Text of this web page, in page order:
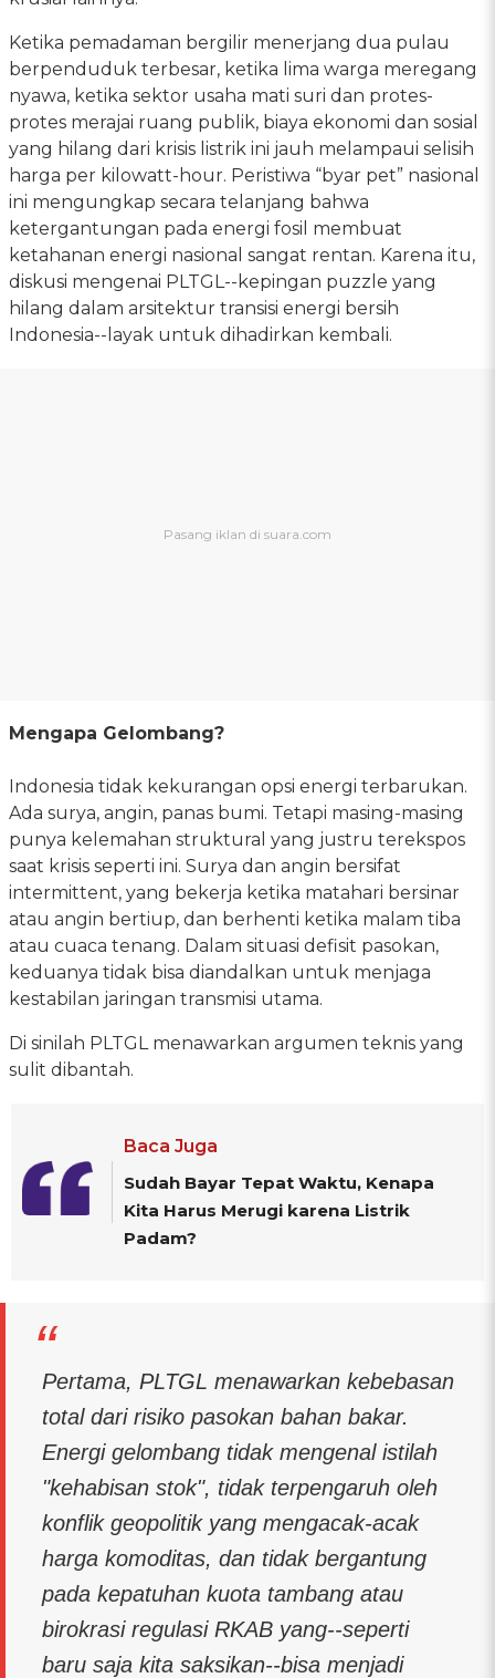
Ketika pemadaman bergilir menerjang dua pulau
berpenduduk terbesar, ketika lima warga meregang
nyawa, ketika sektor usaha mati suri dan protes-
protes merajai ruang publik, biaya ekonomi dan sosial
yang hilang dari krisis listrik ini jauh melampaui selisih
harga per kilowatt-hour. Peristiwa “byar pet” nasional
ini mengungkap secara telanjang bahwa
ketergantungan pada energi fosil membuat
ketahanan energi nasional sangat rentan. Karena itu,
diskusi mengenai PLTGL--kepingan puzzle yang
hilang dalam arsitektur transisi energi bersih
Indonesia--layak untuk dihadirkan kembali.
Mengapa Gelombang?
Indonesia tidak kekurangan opsi energi terbarukan.
Ada surya, angin, panas bumi. Tetapi masing-masing
punya kelemahan struktural yang justru terekspos
saat krisis seperti ini. Surya dan angin bersifat
intermittent, yang bekerja ketika matahari bersinar
atau angin bertiup, dan berhenti ketika malam tiba
atau cuaca tenang. Dalam situasi defisit pasokan,
keduanya tidak bisa diandalkan untuk menjaga
kestabilan jaringan transmisi utama.
Di sinilah PLTGL menawarkan argumen teknis yang
sulit dibantah.
Baca Juga
Sudah Bayar Tepat Waktu, Kenapa
Kita Harus Merugi karena Listrik
Padam?
Pertama, PLTGL menawarkan kebebasan
total dari risiko pasokan bahan bakar.
Energi gelombang tidak mengenal istilah
"kehabisan stok", tidak terpengaruh oleh
konflik geopolitik yang mengacak-acak
harga komoditas, dan tidak bergantung
pada kepatuhan kuota tambang atau
birokrasi regulasi RKAB yang--seperti
baru saja kita saksikan--bisa menjadi